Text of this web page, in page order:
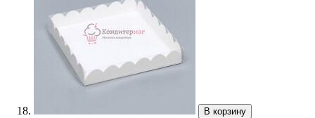
В корзину